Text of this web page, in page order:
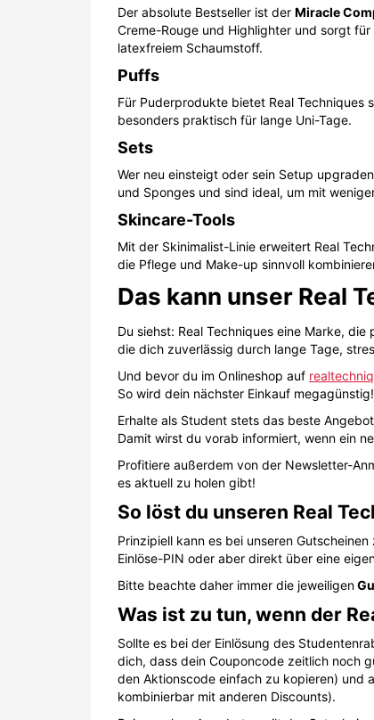
Der absolute Bestseller ist der Miracle
Creme-Rouge und Highlighter und sorgt
latexfreiem Schaumstoff.
Puffs
Für Puderprodukte bietet Real Techniques
besonders praktisch für lange Uni-Tage.
Sets
Wer neu einsteigt oder sein Setup
und Sponges und sind ideal, um mit
Skincare-Tools
Mit der Skinimalist-Linie erweitert Real
die Pflege und Make-up sinnvoll
Das kann unser Real
Du siehst: Real Techniques eine Marke,
die dich zuverlässig durch lange Tage,
Und bevor du im Onlineshop auf
So wird dein nächster Einkauf megagünstig!
Erhalte als Student stets das beste
Damit wirst du vorab informiert, wenn ein
Profitiere außerdem von der Newsletter-
es aktuell zu holen gibt!
So löst du unseren Real
Prinzipiell kann es bei unseren Gutscheinen
Einlöse-PIN oder aber direkt über eine
Bitte beachte daher immer die jeweiligen
Was ist zu tun, wenn der
Sollte es bei der Einlösung des
dich, dass dein Couponcode zeitlich noch
den Aktionscode einfach zu kopieren) und
kombinierbar mit anderen Discounts).